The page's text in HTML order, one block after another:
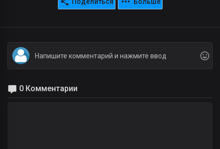
0 Комментарии